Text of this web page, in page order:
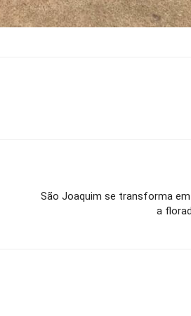
São Joaquim se transforma
a